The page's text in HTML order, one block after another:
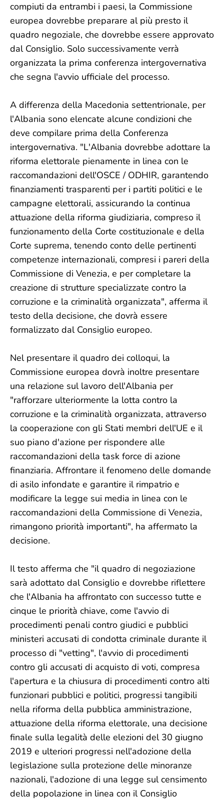
compiuti da entrambi i paesi, la Commissione
europea dovrebbe preparare al più presto il
quadro negoziale, che dovrebbe essere approvato
dal Consiglio. Solo successivamente verrà
organizzata la prima conferenza intergovernativa
che segna l'avvio ufficiale del processo.
A differenza della Macedonia settentrionale, per
l'Albania sono elencate alcune condizioni che
deve compilare prima della Conferenza
intergovernativa. "L'Albania dovrebbe adottare la
riforma elettorale pienamente in linea con le
raccomandazioni dell'OSCE / ODHIR, garantendo
finanziamenti trasparenti per i partiti politici e le
campagne elettorali, assicurando la continua
attuazione della riforma giudiziaria, compreso il
funzionamento della Corte costituzionale e della
Corte suprema, tenendo conto delle pertinenti
competenze internazionali, compresi i pareri della
Commissione di Venezia, e per completare la
creazione di strutture specializzate contro la
corruzione e la criminalità organizzata", afferma il
testo della decisione, che dovrà essere
formalizzato dal Consiglio europeo.
Nel presentare il quadro dei colloqui, la
Commissione europea dovrà inoltre presentare
una relazione sul lavoro dell'Albania per
"rafforzare ulteriormente la lotta contro la
corruzione e la criminalità organizzata, attraverso
la cooperazione con gli Stati membri dell'UE e il
suo piano d'azione per rispondere alle
raccomandazioni della task force di azione
finanziaria. Affrontare il fenomeno delle domande
di asilo infondate e garantire il rimpatrio e
modificare la legge sui media in linea con le
raccomandazioni della Commissione di Venezia,
rimangono priorità importanti", ha affermato la
decisione.
Il testo afferma che "il quadro di negoziazione
sarà adottato dal Consiglio e dovrebbe riflettere
che l'Albania ha affrontato con successo tutte e
cinque le priorità chiave, come l'avvio di
procedimenti penali contro giudici e pubblici
ministeri accusati di condotta criminale durante il
processo di "vetting", l'avvio di procedimenti
contro gli accusati di acquisto di voti, compresa
l'apertura e la chiusura di procedimenti contro alti
funzionari pubblici e politici, progressi tangibili
nella riforma della pubblica amministrazione,
attuazione della riforma elettorale, una decisione
finale sulla legalità delle elezioni del 30 giugno
2019 e ulteriori progressi nell'adozione della
legislazione sulla protezione delle minoranze
nazionali, l'adozione di una legge sul censimento
della popolazione in linea con il Consiglio